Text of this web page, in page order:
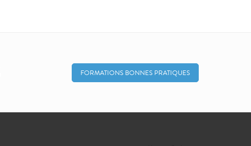
FORMATIONS BONNES PRATIQUES